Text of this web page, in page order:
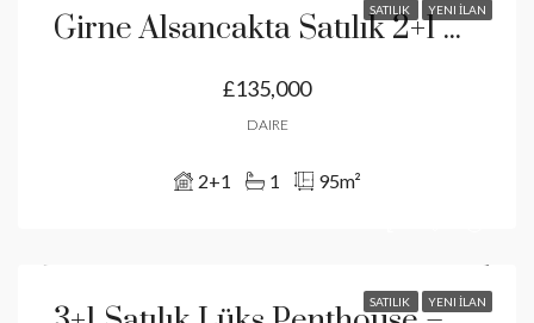
SATILIK YENI İLAN
Girne Alsancakta Satılık 2+1 Özel Bahçeli Daire
£135,000
DAIRE
2+1 1 95m²
SATILIK YENI İLAN